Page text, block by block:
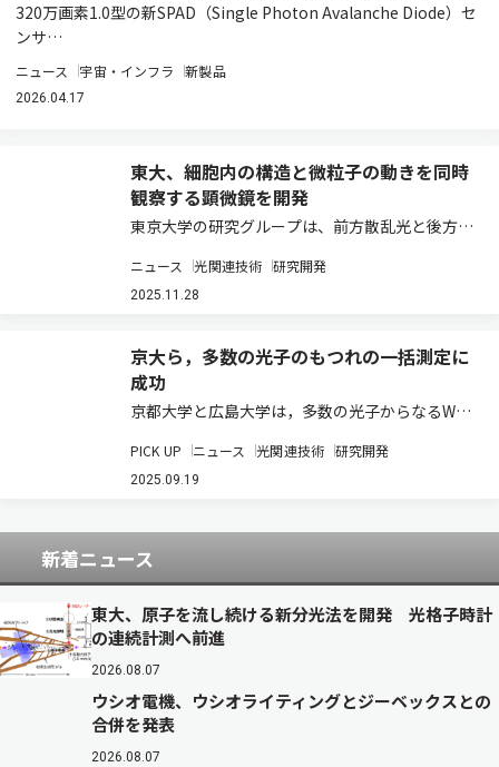
320万画素1.0型の新SPAD（Single Photon Avalanche Diode）セ
ンサ…
ニュース 宇宙・インフラ 新製品
2026.04.17
東大、細胞内の構造と微粒子の動きを同時
観察する顕微鏡を開発
東京大学の研究グループは、前方散乱光と後方散
を開発した（ニュースリリース）。 ラベルフリー
顕微鏡として広く用いられる定量位相顕微鏡
散…
ニュース 光関連技術 研究開発
2025.11.28
京大ら，多数の光子のもつれの一括測定に
成功
京都大学と広島大学は，多数の光子からなるW状
別する，もつれ測定の方法を新たに開発，さらに
その実証実験に世界で初めて成功した（ニュース
PICK UP ニュース 光関連技術 研究開発
2025.09.19
新着ニュース
東大、原子を流し続ける新分光法を開発 光格子時計
の連続計測へ前進
2026.08.07
ウシオ電機、ウシオライティングとジーベックスとの
合併を発表
2026.08.07